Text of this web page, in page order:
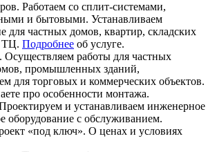
Работаем со сплит-системами,
и бытовыми. Устанавливаем
для частных домов, квартир, складских
ТЦ. Подробнее об услуге.
Осуществляем работы для частных
промышленных зданий,
для торговых и коммерческих объектов.
про особенности монтажа.
и устанавливаем инженерное
оборудование с обслуживанием.
«под ключ». О ценах и условиях